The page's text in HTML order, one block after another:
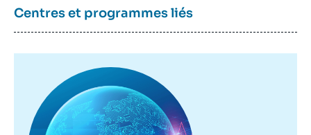
Centres et programmes liés
principale